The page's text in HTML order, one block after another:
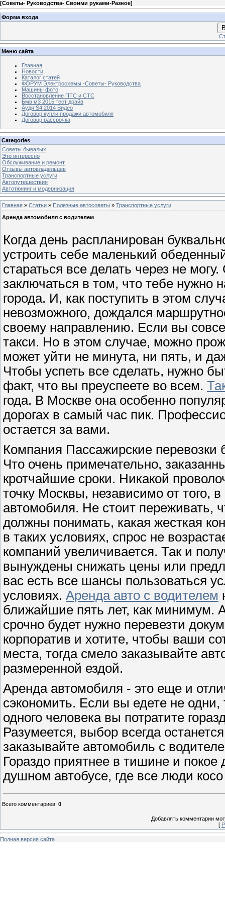
[Советы- Руководства- Своими руками-Разное]
Форма входа
Меню сайта
Главная
Новости
Каталог статей
ФОРУМ Электросхемы -Советы- Руководства
Машины фото
Восстановление ПТС и СТС
Бмв м3 2015 тест драйв
Ауди S4 2014 Видео
Договор купли продажи автомобиля
Договор рассрочка
Categories
Советы бывалых
Это интересно
Обслуживание и ремонт
Отзывы автовладельцев
Транспортные услуги
Автопутешествия
Автотюнинг и модернизация
Главная » Статьи » Полезные автосоветы » Транспортные услуги
Аренда автомобиля с водителем
Когда день распланирован
устроить себе маленький
стараться все делать через не
заключаться в том, что тебе нужно
города. И, как поступить в этом
невозможного, дождался
своему направлению. Если вы
такси. Но в этом случае, можно
может уйти не минута, ни пять, и
Чтобы успеть все сделать, нужно
факт, что вы преуспеете во всем.
года. В Москве она особенно
дорогах в самый час пик.
остается за вами.
Компания Пассажирские перевозки
Что очень примечательно,
кротчайшие сроки. Никакой
точку Москвы, независимо от того,
автомобиля. Не стоит переживать,
должны понимать, какая жесткая
в таких условиях, спрос не
компаний увеличивается. Так и
вынуждены снижать цены или
вас есть все шансы пользоваться
условиях. Аренда авто с водителем
ближайшие пять лет, как минимум.
срочно будет нужно перевезти
корпоратив и хотите, чтобы ваши
места, тогда смело заказывайте
размеренной ездой.
Аренда автомобиля - это еще и
сэкономить. Если вы едете не одни,
одного человека вы потратите
Разумеется, выбор всегда
заказывайте автомобиль с
Гораздо приятнее в тишине и
душном автобусе, где все люди косо
Всего комментариев: 0
Добавлять комментарии
[
Полная версия сайта